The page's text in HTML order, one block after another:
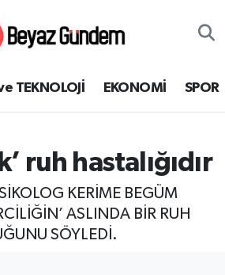
TEKNOLOJİ EKONOMİ SPOR
ruh hastalığıdır
KERİME BEGÜM
ASLINDA BİR RUH
SÖYLEDİ.
Durumu ve Fikstür